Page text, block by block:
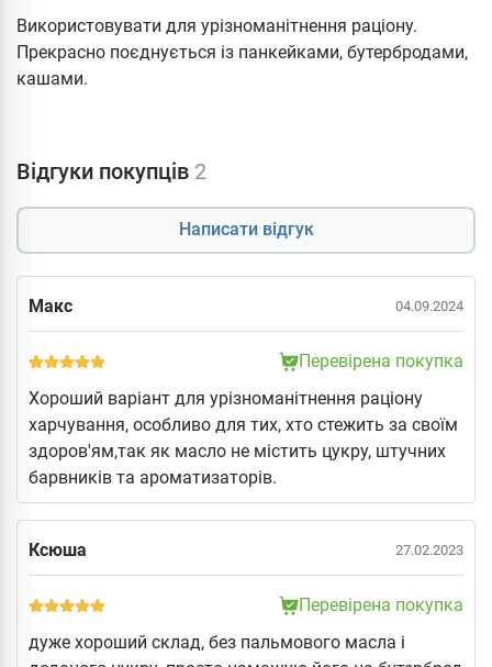
Використовувати для урізноманітнення раціону.
Прекрасно поєднується із панкейками, бутербродами,
кашами.
Відгуки покупців 2
Написати відгук
Макс 04.09.2024
Перевірена покупка
Хороший варіант для урізноманітнення раціону
харчування, особливо для тих, хто стежить за своїм
здоров'ям,так як масло не містить цукру, штучних
барвників та ароматизаторів.
Ксюша 27.02.2023
Перевірена покупка
дуже хороший склад, без пальмового масла і